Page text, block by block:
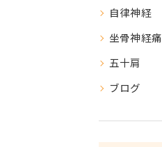
自律神経
坐骨神経痛
五十肩
ブログ